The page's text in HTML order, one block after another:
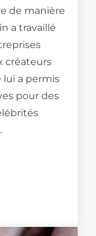
de manière
a travaillé
créateurs
lui a permis
pour des